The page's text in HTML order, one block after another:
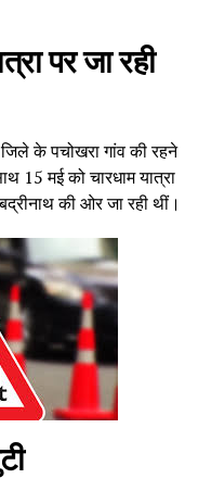
पर जा रही
के पचोखरा गांव की रहने
15 मई को चारधाम यात्रा
की ओर जा रही थीं।